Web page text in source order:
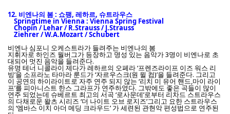
12. 비엔나의 봄: 쇼팽, 레하르, 슈트라우스
Springtime in Vienna : Vienna Spring Festival
Chopin / Lehar / R.Strauss / J.Strauss
Ziehrer /W.A.Mozart / Schubert
비엔나 심포니 오케스트라가 들려주는 비엔나의 봄
지휘자로 하인즈 월버그가 등장하고 명성 있는 음악가 3명이 비엔나로 초
대되어 멋진 음악을 들려준다.
유명 테너 니콜라이 제다가 레하르의 오페라 ‘프렌즈라이프 이즈 워스 리
빙’을 소프라노 타마라 룬드가 ‘자르우스크(원 윌 컴)’을 들려준다. 그리고
이 공연의 하이라이트로 자주 연주 되지 않는 ‘리치 미 유어 핸드,마이 라이
프’를 피아니스트 한스 그라프가 연주하였다. 그밖에도 좋은 곡들이 많이
연주 되었는데 슈베르트 최고의 서곡 ‘로사문데’로부터 리차드 스트라우스
의 다채로운 왈츠 시리즈 ‘더 나이트 오브 로지즈’그리고 요한 스트라우스
의 ‘엠바스 이치 아더 메딩 크라우드’ 가 세련된 관현악 편성법으로 연주된